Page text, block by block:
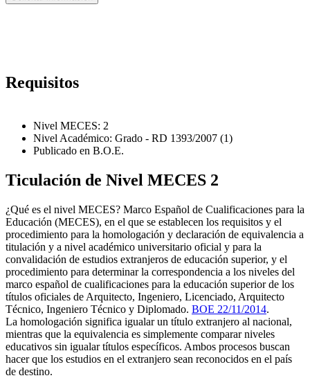
Requisitos
Nivel MECES: 2
Nivel Académico: Grado - RD 1393/2007 (1)
Publicado en B.O.E.
Ticulación de Nivel MECES 2
¿Qué es el nivel MECES? Marco Español de Cualificaciones para la
Educación (MECES), en el que se establecen los requisitos y el
procedimiento para la homologación y declaración de equivalencia a
titulación y a nivel académico universitario oficial y para la
convalidación de estudios extranjeros de educación superior, y el
procedimiento para determinar la correspondencia a los niveles del
marco español de cualificaciones para la educación superior de los
títulos oficiales de Arquitecto, Ingeniero, Licenciado, Arquitecto
Técnico, Ingeniero Técnico y Diplomado. BOE 22/11/2014.
La homologación significa igualar un título extranjero al nacional,
mientras que la equivalencia es simplemente comparar niveles
educativos sin igualar títulos específicos. Ambos procesos buscan
hacer que los estudios en el extranjero sean reconocidos en el país
de destino.